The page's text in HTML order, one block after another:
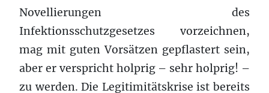
Novellierungen des
Infektionsschutzgesetzes vorzeichnen,
mag mit guten Vorsätzen gepflastert sein,
aber er verspricht holprig – sehr holprig! –
zu werden. Die Legitimitätskrise ist bereits